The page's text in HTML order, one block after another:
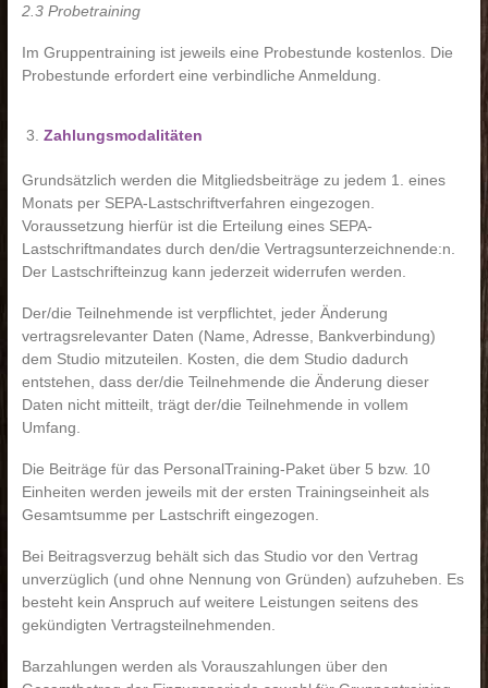
2.3 Probetraining
Im Gruppentraining ist jeweils eine Probestunde kostenlos. Die
Probestunde erfordert eine verbindliche Anmeldung.
Zahlungsmodalitäten
Grundsätzlich werden die Mitgliedsbeiträge zu jedem 1. eines
Monats per SEPA-Lastschriftverfahren eingezogen.
Voraussetzung hierfür ist die Erteilung eines SEPA-
Lastschriftmandates durch den/die Vertragsunterzeichnende:n.
Der Lastschrifteinzug kann jederzeit widerrufen werden.
Der/die Teilnehmende ist verpflichtet, jeder Änderung
vertragsrelevanter Daten (Name, Adresse, Bankverbindung)
dem Studio mitzuteilen. Kosten, die dem Studio dadurch
entstehen, dass der/die Teilnehmende die Änderung dieser
Daten nicht mitteilt, trägt der/die Teilnehmende in vollem
Umfang.
Die Beiträge für das PersonalTraining-Paket über 5 bzw. 10
Einheiten werden jeweils mit der ersten Trainingseinheit als
Gesamtsumme per Lastschrift eingezogen.
Bei Beitragsverzug behält sich das Studio vor den Vertrag
unverzüglich (und ohne Nennung von Gründen) aufzuheben. Es
besteht kein Anspruch auf weitere Leistungen seitens des
gekündigten Vertragsteilnehmenden.
Barzahlungen werden als Vorauszahlungen über den